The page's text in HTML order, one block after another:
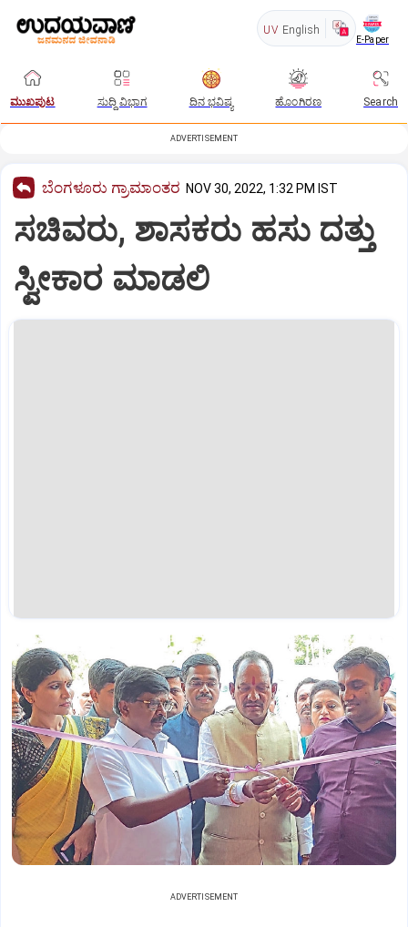
UV English
E-Paper
ಮುಖಪುಟ ಸುದ್ದಿ ವಿಭಾಗ ದಿನ ಭವಿಷ್ಯ ಹೊಂಗಿರಣ Search
ADVERTISEMENT
ಬೆಂಗಳೂರು ಗ್ರಾಮಾಂತರ NOV 30, 2022, 1:32 PM IST
ಸಚಿವರು, ಶಾಸಕರು ಹಸು ದತ್ತು
ಸ್ವೀಕಾರ ಮಾಡಲಿ
ADVERTISEMENT